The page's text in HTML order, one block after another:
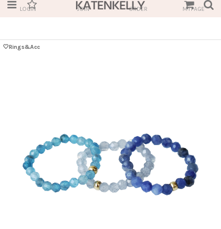
LOGIN JOIN ORDER MYPAGE
🤍Rings&Acc